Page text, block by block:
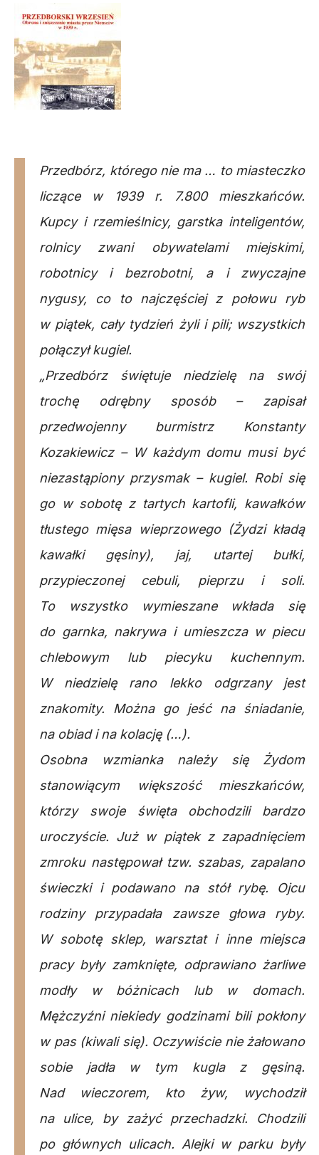
Przedbórz, którego nie ma … to miasteczko
liczące w 1939 r. 7.800 mieszkańców.
Kupcy i rzemieślnicy, garstka inteligentów,
rolnicy zwani obywatelami miejskimi,
robotnicy i bezrobotni, a i zwyczajne
nygusy, co to najczęściej z połowu ryb
w piątek, cały tydzień żyli i pili; wszystkich
połączył kugiel.
„Przedbórz świętuje niedzielę na swój
trochę odrębny sposób – zapisał
przedwojenny burmistrz Konstanty
Kozakiewicz– W każdym domu musi być
niezastąpiony przysmak – kugiel. Robi się
go w sobotę z tartych kartofli, kawałków
tłustego mięsa wieprzowego (Żydzi kładą
kawałki gęsiny), jaj, utartej bułki,
przypieczonej cebuli, pieprzu i soli.
To wszystko wymieszane wkłada się
do garnka, nakrywa i umieszcza w piecu
chlebowym lub piecyku kuchennym.
W niedzielę rano lekko odgrzany jest
znakomity. Można go jeść na śniadanie,
na obiad i na kolację (…).
Osobna wzmianka należy się Żydom
stanowiącym większość mieszkańców,
którzy swoje święta obchodzili bardzo
uroczyście. Już w piątek z zapadnięciem
zmroku następował tzw. szabas, zapalano
świeczki i podawano na stół rybę. Ojcu
rodziny przypadała zawsze głowa ryby.
W sobotę sklep, warsztat i inne miejsca
pracy były zamknięte, odprawiano żarliwe
modły w bóżnicach lub w domach.
Mężczyźni niekiedy godzinami bili pokłony
w pas (kiwali się). Oczywiście nie żałowano
sobie jadła w tym kugla z gęsiną.
Nad wieczorem, kto żyw, wychodził
na ulice, by zażyć przechadzki. Chodzili
po głównych ulicach. Alejki w parku były